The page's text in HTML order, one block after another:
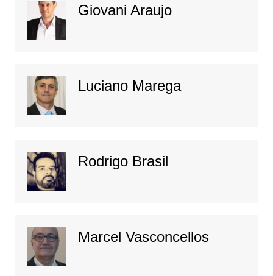
Giovani Araujo
Luciano Marega
Rodrigo Brasil
Marcel Vasconcellos